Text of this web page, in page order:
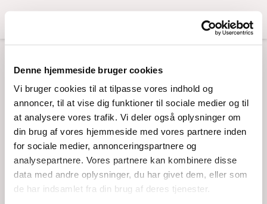
Denne hjemmeside bruger cookies
Vi bruger cookies til at tilpasse vores indhold og
annoncer, til at vise dig funktioner til sociale medier og til
at analysere vores trafik. Vi deler også oplysninger om
din brug af vores hjemmeside med vores partnere inden
for sociale medier, annonceringspartnere og
analysepartnere. Vores partnere kan kombinere disse
data med andre oplysninger, du har givet dem, eller som
de har indsamlet fra din brug af deres tjenester.
Menu
PAUL 1